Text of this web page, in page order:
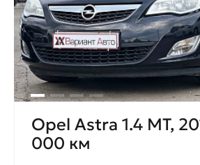
Opel Astra 1.4 MT,
000 км